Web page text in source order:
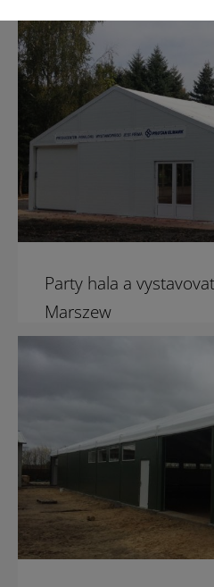
Party hala a
Marszew